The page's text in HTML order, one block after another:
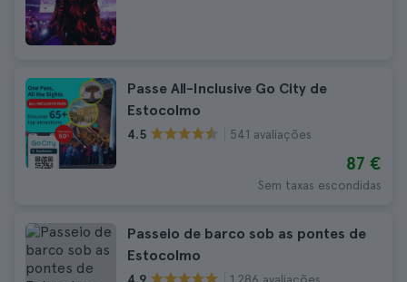
Passe All-Inclusive Go City de
Estocolmo
4.5 541 avaliações
87 €
Sem taxas escondidas
Passeio de barco sob as pontes de
Estocolmo
1.286 avaliações